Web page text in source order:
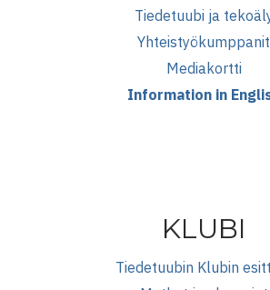
Tiedetuubi ja
Yhteistyökumppanit
Mediakortti
Information in
KLUBI
Tiedetuubin Klubin